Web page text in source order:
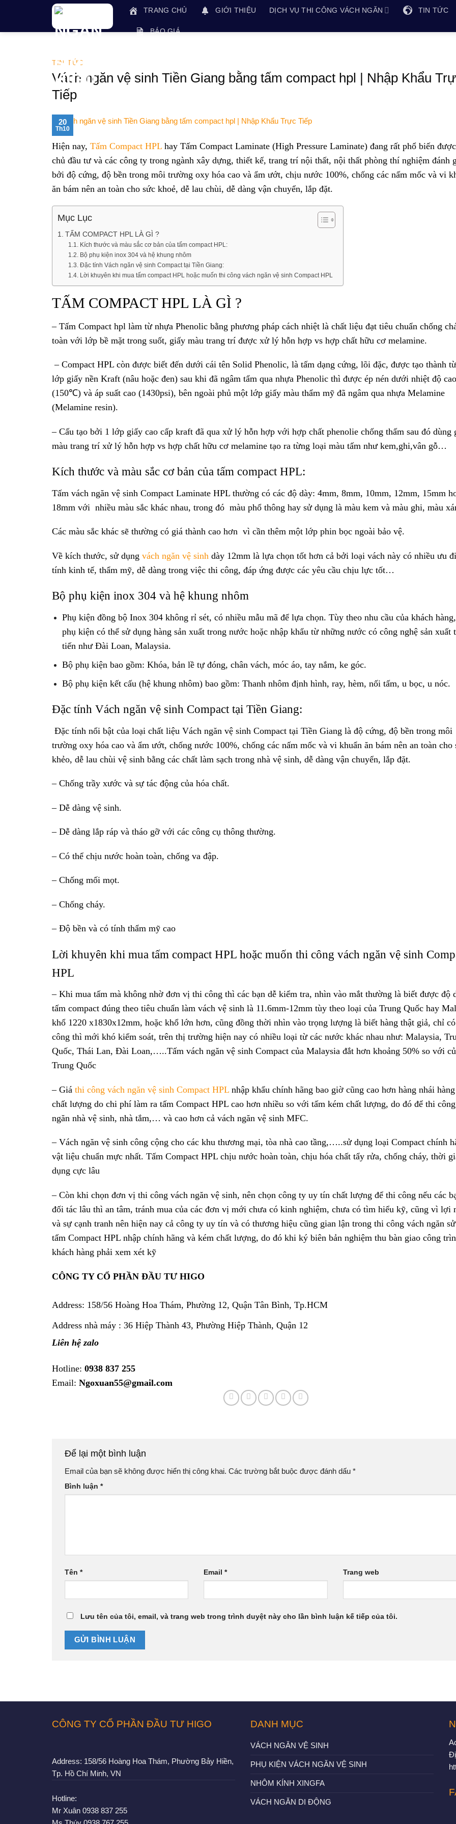
TRANG CHỦ GIỚI THIỆU DỊCH VỤ THI CÔNG VÁCH NGĂN TIN TỨC
BÁO GIÁ
TIN TỨC
Vách ngăn vệ sinh Tiền Giang bằng tấm compact hpl | Nhập Khẩu
Tiếp
20
Th10
Hiện nay, Tấm Compact HPL hay Tấm Compact Laminate (High Pressure Laminate) đang rất phổ biến
chủ đầu tư và các công ty trong ngành xây dựng, thiết kế, trang trí nội thất, nội thất phòng thí nghiệm đánh
bởi độ cứng, độ bền trong môi trường oxy hóa cao và ẩm ướt, chịu nước 100%, chống các nấm mốc và vi
ăn bám nên an toàn cho sức khoẻ, dễ lau chùi, dễ dàng vận chuyển, lắp đặt.
Mục Lục
TẤM COMPACT HPL LÀ GÌ ?
Kích thước và màu sắc cơ bản của tấm compact HPL:
Bộ phụ kiện inox 304 và hệ khung nhôm
Đặc tính Vách ngăn vệ sinh Compact tại Tiền Giang:
Lời khuyên khi mua tấm compact HPL hoặc muốn thi công vách ngăn vệ sinh Compact HPL
TẤM COMPACT HPL LÀ GÌ ?
– Tấm Compact hpl làm từ nhựa Phenolic bằng phương pháp cách nhiệt là chất liệu đạt tiêu chuẩn chống
toàn với lớp bề mặt trong suốt, giấy màu trang trí được xử lý hỗn hợp vs hợp chất hữu cơ melamine.
– Compact HPL còn được biết đến dưới cái tên Solid Phenolic, là tấm dạng cứng, lõi đặc, được tạo thành
lớp giấy nền Kraft (nâu hoặc đen) sau khi đã ngâm tẩm qua nhựa Phenolic thì được ép nén dưới nhiệt độ cao
(150℃) và áp suất cao (1430psi), bên ngoài phủ một lớp giấy màu thẩm mỹ đã ngâm qua nhựa Melamine
(Melamine resin).
– Cấu tạo bởi 1 lớp giấy cao cấp kraft đã qua xử lý hỗn hợp với hợp chất phenolie chống thấm sau đó dùng
màu trang trí xử lý hỗn hợp vs hợp chất hữu cơ melamine tạo ra từng loại màu tấm như kem,ghi,vân gỗ…
Kích thước và màu sắc cơ bản của tấm compact HPL:
Tấm vách ngăn vệ sinh Compact Laminate HPL thường có các độ dày: 4mm, 8mm, 10mm, 12mm, 15mm
18mm với nhiều màu sắc khác nhau, trong đó màu phổ thông hay sử dụng là màu kem và màu ghi, màu
Các màu sắc khác sẽ thường có giá thành cao hơn vì cần thêm một lớp phin bọc ngoài bảo vệ.
Về kích thước, sử dụng vách ngăn vệ sinh dày 12mm là lựa chọn tốt hơn cả bởi loại vách này có nhiều ưu
tính kinh tế, thẩm mỹ, dễ dàng trong việc thi công, đáp ứng được các yêu cầu chịu lực tốt…
Bộ phụ kiện inox 304 và hệ khung nhôm
Phụ kiện đồng bộ Inox 304 không rỉ sét, có nhiều mẫu mã để lựa chọn. Tùy theo nhu cầu của khách
phụ kiện có thể sử dụng hàng sản xuất trong nước hoặc nhập khẩu từ những nước có công nghệ sản xuất
tiến như Đài Loan, Malaysia.
Bộ phụ kiện bao gồm: Khóa, bản lề tự đóng, chân vách, móc áo, tay nắm, ke góc.
Bộ phụ kiện kết cấu (hệ khung nhôm) bao gồm: Thanh nhôm định hình, ray, hèm, nối tấm, u bọc, u nóc.
Đặc tính Vách ngăn vệ sinh Compact tại Tiền Giang:
Đặc tính nổi bật của loại chất liệu Vách ngăn vệ sinh Compact tại Tiền Giang là độ cứng, độ bền trong môi
trường oxy hóa cao và ẩm ướt, chống nước 100%, chống các nấm mốc và vi khuẩn ăn bám nên an toàn cho
khẻo, dễ lau chùi vệ sinh bằng các chất làm sạch trong nhà vệ sinh, dễ dàng vận chuyển, lắp đặt.
– Chống trầy xước và sự tác động của hóa chất.
– Dễ dàng vệ sinh.
– Dễ dàng lắp ráp và tháo gỡ với các công cụ thông thường.
– Có thể chịu nước hoàn toàn, chống va đập.
– Chống mối mọt.
– Chống cháy.
– Độ bền và có tính thẩm mỹ cao
Lời khuyên khi mua tấm compact HPL hoặc muốn thi công vách ngăn vệ sinh
HPL
– Khi mua tấm mà không nhờ đơn vị thi công thì các bạn dễ kiểm tra, nhìn vào mắt thường là biết được độ
tấm compact đúng theo tiêu chuẩn làm vách vệ sinh là 11.6mm-12mm tùy theo loại của Trung Quốc hay
khổ 1220 x1830x12mm, hoặc khổ lớn hơn, cũng đồng thời nhìn vào trọng lượng là biết hàng thật giả, chỉ
công thì mới khó kiểm soát, trên thị trường hiện nay có nhiều loại từ các nước khác nhau như: Malaysia,
Quốc, Thái Lan, Đài Loan,…..Tấm vách ngăn vệ sinh Compact của Malaysia đắt hơn khoảng 50% so với
Trung Quốc
– Giá thi công vách ngăn vệ sinh Compact HPL nhập khẩu chính hãng bao giờ cũng cao hơn hàng nhái
chất lượng do chi phí làm ra tấm Compact HPL cao hơn nhiều so với tấm kém chất lượng, do đó để thi
ngăn nhà vệ sinh, nhà tắm,… và cao hơn cả vách ngăn vệ sinh MFC.
– Vách ngăn vệ sinh công cộng cho các khu thương mại, tòa nhà cao tầng,…..sử dụng loại Compact chính
vật liệu chuẩn mực nhất. Tấm Compact HPL chịu nước hoàn toàn, chịu hóa chất tẩy rửa, chống cháy, thời
dụng cực lâu
– Còn khi chọn đơn vị thi công vách ngăn vệ sinh, nên chọn công ty uy tín chất lượng để thi công nếu các
đối tác lâu thì an tâm, tránh mua của các đơn vị mới chưa có kinh nghiệm, chưa có tìm hiểu kỹ, cũng vì lợi
và sự cạnh tranh nên hiện nay cả công ty uy tín và có thương hiệu cũng gian lận trong thi công vách ngăn
tấm Compact HPL nhập chính hãng và kém chất lượng, do đó khi ký biên bản nghiệm thu bàn giao công
khách hàng phải xem xét kỹ
CÔNG TY CỔ PHẦN ĐẦU TƯ HIGO
Address: 158/56 Hoàng Hoa Thám, Phường 12, Quận Tân Bình, Tp.HCM
Address nhà máy : 36 Hiệp Thành 43, Phường Hiệp Thành, Quận 12
Liên hệ zalo
Hotline: 0938 837 255
Email: Ngoxuan55@gmail.com
Để lại một bình luận
Email của bạn sẽ không được hiển thị công khai. Các trường bắt buộc được đánh dấu *
Bình luận *
Tên * Email* Trang web
Lưu tên của tôi, email, và trang web trong trình duyệt này cho lần bình luận kế tiếp của tôi.
CÔNG TY CỔ PHẦN ĐẦU TƯ HIGO
Address: 158/56 Hoàng Hoa Thám, Phường Bảy Hiền,
Tp. Hồ Chí Minh, VN
Hotline:
Mr Xuân 0938 837 255
DANH MỤC
VÁCH NGĂN VỆ SINH
PHỤ KIỆN VÁCH NGĂN VỆ SINH
NHÔM KÍNH XINGFA
VÁCH NGĂN DI ĐỘNG